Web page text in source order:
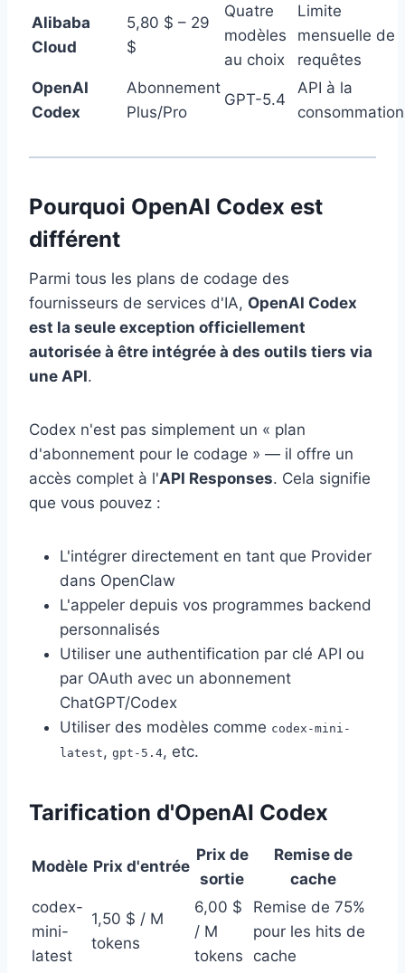
Alibaba
Cloud
5,80 $ – 29
$
Quatre
modèles
au choix
Limite
mensuelle de
requêtes
OpenAI
Codex
Abonnement
Plus/Pro
GPT-5.4
API à la
consommation
Pourquoi OpenAI Codex est
différent
Parmi tous les plans de codage des
fournisseurs de services d'IA, OpenAI Codex
est la seule exception officiellement
autorisée à être intégrée à des outils tiers via
une API.
Codex n'est pas simplement un « plan
d'abonnement pour le codage » — il offre un
accès complet à l'API Responses. Cela signifie
que vous pouvez :
L'intégrer directement en tant que Provider
dans OpenClaw
L'appeler depuis vos programmes backend
personnalisés
Utiliser une authentification par clé API ou
par OAuth avec un abonnement
ChatGPT/Codex
Utiliser des modèles comme codex-mini-
latest , gpt-5.4, etc.
Tarification d'OpenAI Codex
Modèle Prix d'entrée
Prix de
sortie
Remise de
cache
codex-
mini-
latest
1,50 $ / M
tokens
6,00 $
/ M
tokens
Remise de 75%
pour les hits de
cache